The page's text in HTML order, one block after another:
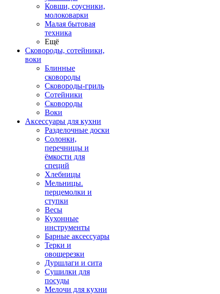
Ковши, соусники,
молоковарки
Малая бытовая
техника
Ещё
Сковороды, сотейники,
воки
Блинные
сковороды
Сковороды-гриль
Сотейники
Сковороды
Воки
Аксессуары для кухни
Разделочные доски
Солонки,
перечницы и
ёмкости для
специй
Хлебницы
Мельницы.
перцемолки и
ступки
Весы
Кухонные
инструменты
Барные аксессуары
Терки и
овощерезки
Дуршлаги и сита
Сушилки для
посуды
Мелочи для кухни